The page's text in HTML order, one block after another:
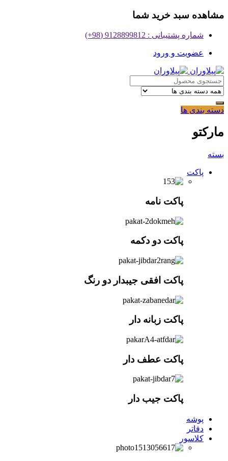
مشاهده سبد خرید شما
شماره پشتیبانی : 9128899812 (98+)
عضویت و ورود
دسته بندی ها
مارکتو
بسته
پاکت
پاکت نامه
پاکت دو دکمه
پاکت افقی جیبدار دو رنگ
پاکت زبانه دار
پاکت عطف دار
پاکت جیب دار
پوشه
دفاتر
کلاسور